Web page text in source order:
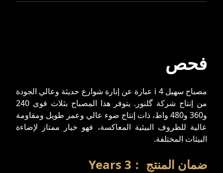
فحص
مصباح سهيل i 4 عبارة عن إنارة شوارع حديثة وعالي الجودة
من إنتاج شركة گلنور. يتوفر هذا المصباح بثلاث قوى 240
و360 و480 واط، ذات إنتاج ضوء عالي وعمر طويل ومقاومة
عالية للظروف البيئية المعاكسة، فهو خيار ممتاز لإضاءة
البيئات المختلفة.
ضمان المنتج :
3
Years